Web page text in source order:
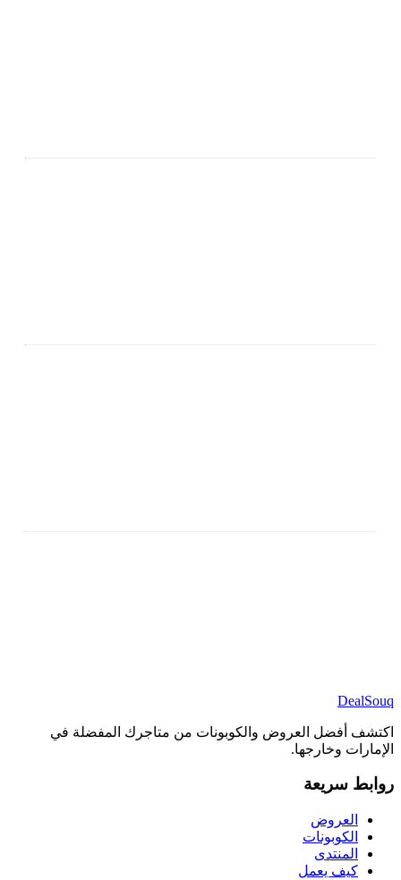
DealSouq
اكتشف أفضل العروض والكوبونات من متاجرك المفضلة في
الإمارات وخارجها.
روابط سريعة
العروض
الكوبونات
المنتدى
كيف يعمل